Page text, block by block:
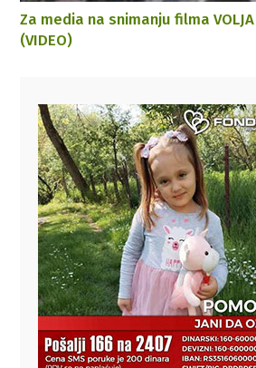
Za media na snimanju filma VOLJA
(VIDEO)